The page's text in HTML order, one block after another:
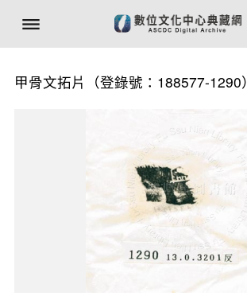
甲骨文拓片（登錄號：188577-1290）